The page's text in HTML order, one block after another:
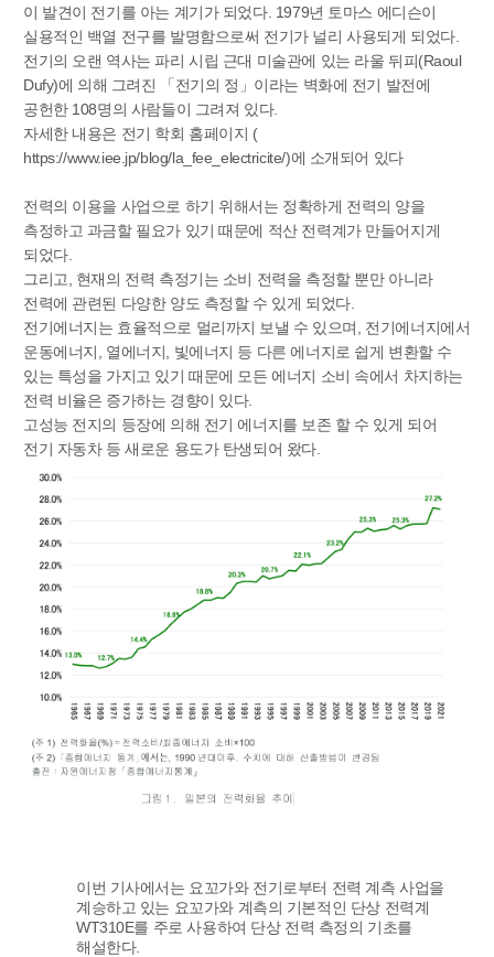
이 발견이 전기를 아는 계기가 되었다. 1979년 토마스 에디슨이
실용적인 백열 전구를 발명함으로써 전기가 널리 사용되게 되었다.
전기의 오랜 역사는 파리 시립 근대 미술관에 있는 라울 뒤피(Raoul
Dufy)에 의해 그려진 「전기의 정」이라는 벽화에 전기 발전에
공헌한 108명의 사람들이 그려져 있다.
자세한 내용은 전기 학회 홈페이지 (
https://www.iee.jp/blog/la_fee_electricite/)에 소개되어 있다
전력의 이용을 사업으로 하기 위해서는 정확하게 전력의 양을
측정하고 과금할 필요가 있기 때문에 적산 전력계가 만들어지게
되었다.
그리고, 현재의 전력 측정기는 소비 전력을 측정할 뿐만 아니라
전력에 관련된 다양한 양도 측정할 수 있게 되었다.
전기에너지는 효율적으로 멀리까지 보낼 수 있으며, 전기에너지에서
운동에너지, 열에너지, 빛에너지 등 다른 에너지로 쉽게 변환할 수
있는 특성을 가지고 있기 때문에 모든 에너지 소비 속에서 차지하는
전력 비율은 증가하는 경향이 있다.
고성능 전지의 등장에 의해 전기 에너지를 보존 할 수 있게 되어
전기 자동차 등 새로운 용도가 탄생되어 왔다.
이번 기사에서는 요꼬가와 전기로부터 전력 계측 사업을
계승하고 있는 요꼬가와 계측의 기본적인 단상 전력계
WT310E를 주로 사용하여 단상 전력 측정의 기초를
해설한다.